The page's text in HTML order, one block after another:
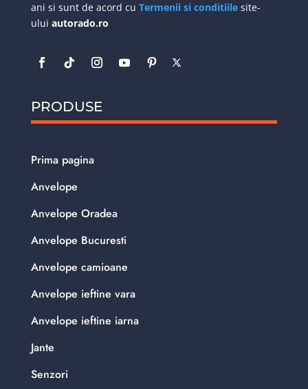
ani si sunt de acord cu Termenii si conditiilesite-
ului autorado.ro
PRODUSE
Prima pagina
Anvelope
Anvelope Oradea
Anvelope Bucuresti
Anvelope camioane
Anvelope ieftine vara
Anvelope ieftine iarna
Jante
Senzori